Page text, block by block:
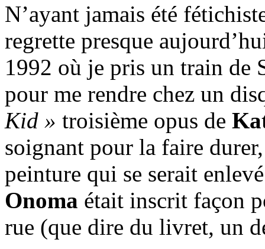
N’ayant jamais été
regrette presque
1992 où je pris un train de
pour me rendre chez un
Kid » troisième opus de
soignant pour la faire
peinture qui se serait
Onoma était inscrit façon
rue (que dire du livret, un